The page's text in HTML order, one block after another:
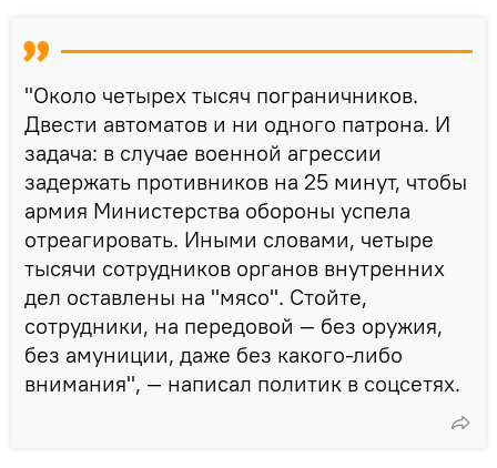
"Около четырех тысяч пограничников.
Двести автоматов и ни одного патрона. И
задача: в случае военной агрессии
задержать противников на 25 минут, чтобы
армия Министерства обороны успела
отреагировать. Иными словами, четыре
тысячи сотрудников органов внутренних
дел оставлены на "мясо". Стойте,
сотрудники, на передовой — без оружия,
без амуниции, даже без какого-либо
внимания", — написал политик в соцсетях.